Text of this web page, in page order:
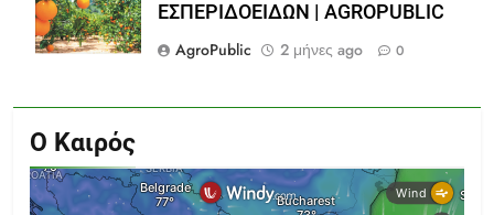
ΕΣΠΕΡΙΔΟΕΙΔΩΝ | AGROPUBLIC
AgroPublic
2 μήνες ago 0
Ο Καιρός